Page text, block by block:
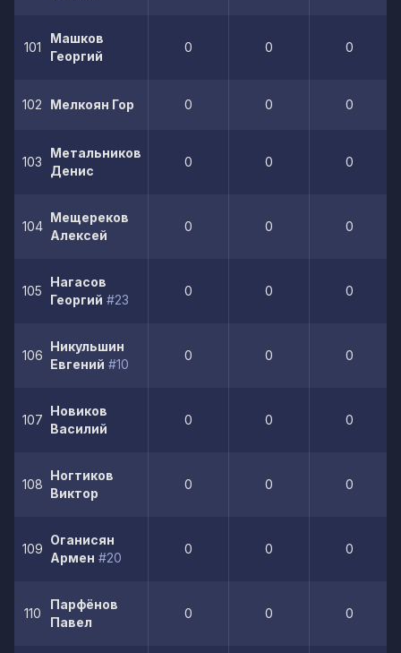
101
Машков
Георгий
0 0 0
102 Мелкоян Гор 0 0 0
103
Метальников
Денис
0 0 0
104
Мещереков
Алексей
0 0 0
105
Нагасов
Георгий #23
0 0 0
106
Никульшин
Евгений #10
0 0 0
107
Новиков
Василий
0 0 0
108
Ногтиков
Виктор
0 0 0
109
Оганисян
Армен #20
0 0 0
110
Парфёнов
Павел
0 0 0